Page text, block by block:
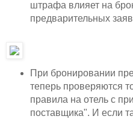
штрафа влияет на
предварительных
При бронировании
теперь проверяются
правила на отель с
поставщика". И если